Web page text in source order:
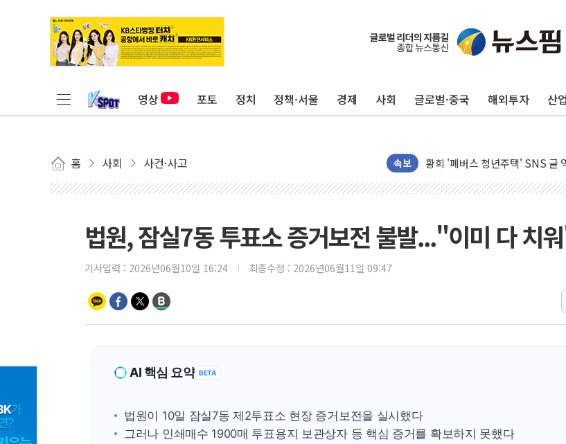
영상 포토 정치 정책·서울 경제 사회 글로벌·중국 해외투자 산업
홈 사회 사건·사고 속보
李 대통령, '6시간 마라톤 부동
트럼프, 中 겨냥 폴리실리콘 관
이란와이어 "이란 최고지도자
남동발전, 해남군에 국내 최대
황희 '폐버스 청년주택' SNS 글
폭염 누그러지고 가뭄 숙지나...
신길동 신축도 3.3㎡당 7250만
용산공원·그린벨트로 또 충돌…
[코인시황] 비트코인 6만4000
[베트남 증시] 유동성 부진 지속,
'찜통더위'에 전력수요 역대 최
후티 반군, 예멘 정부군과 사우
법원, 잠실7동 투표소 증거보전 불발..."이미 다 치
기사입력 : 2026년06월10일 16:24 최종수정 : 2026년06월11일 09:47
AI 핵심 요약 BETA
법원이 10일 잠실7동 제2투표소 현장 증거보전을 실시했다
그러나 인쇄매수 1900매 투표용지 보관상자 등 핵심 증거를 확보하지 못했다